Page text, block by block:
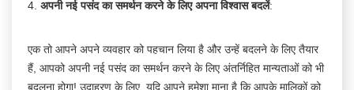
4. अपनी नई पसंद का समर्थन करने के लिए अपना विश्वास बदलें:
एक तो आपने अपने व्यवहार को पहचान लिया है और उन्हें बदलने के लिए तैयार
हैं, आपको अपनी नई पसंद का समर्थन करने के लिए अंतर्निहित मान्यताओं को भी
बदलना होगा! उदाहरण के लिए, यदि आपने हमेशा माना है कि आपके मालिकों को